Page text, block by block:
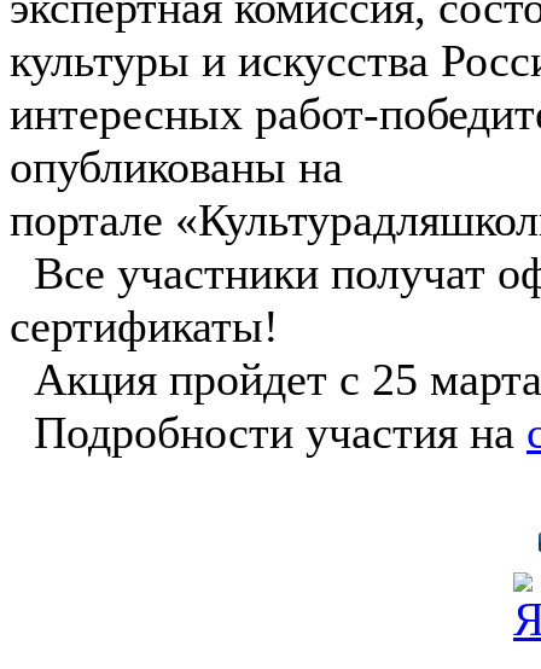
культуры и искусства
интересных работ-
опубликованы на
портале
Все участники получат
сертификаты!
Акция пройдет с 25
Подробности участия на